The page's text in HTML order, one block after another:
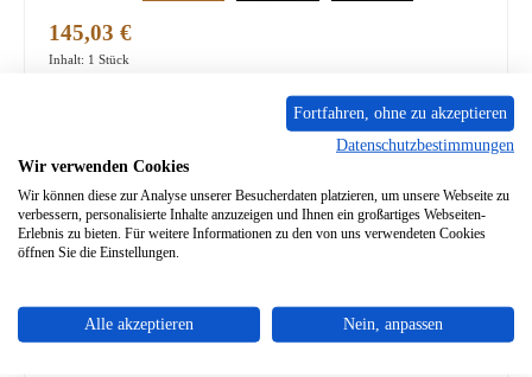
Regulärer Preis:
145,03 €
Inhalt: 1 Stück
Lieferzeit ca. 2-3 Wochen
Produkt Anzahl: Gib den gewünschten Wert ein oder benutze die Schaltflächen um die
In den Warenkorb
Frage zum Produkt
Fortfahren, ohne zu akzeptieren
Datenschutzbestimmungen
Wir verwenden Cookies
Wir können diese zur Analyse unserer Besucherdaten platzieren, um unsere Webseite zu
verbessern, personalisierte Inhalte anzuzeigen und Ihnen ein großartiges Webseiten-
Erlebnis zu bieten. Für weitere Informationen zu den von uns verwendeten Cookies
öffnen Sie die Einstellungen.
Alle akzeptieren Nein, anpassen